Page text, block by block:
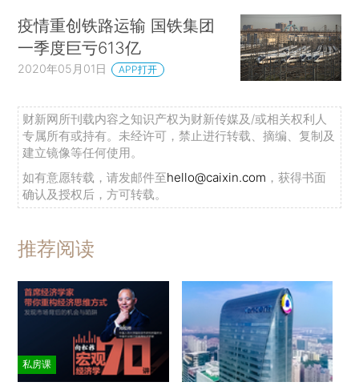
疫情重创铁路运输 国铁集团
一季度巨亏613亿
2020年05月01日 APP打开
财新网所刊载内容之知识产权为财新传媒及/或相关权利人
专属所有或持有。未经许可，禁止进行转载、摘编、复制及
建立镜像等任何使用。
如有意愿转载，请发邮件至hello@caixin.com ，获得书面
确认及授权后，方可转载。
推荐阅读
私房课